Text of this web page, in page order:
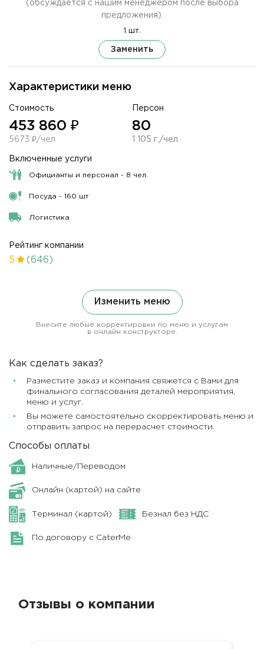
Характеристики меню
Стоимость
453 860 ₽
5673 ₽/чел
Персон
80
1 105 г./чел.
Включенные услуги
Официанты и персонал - 8 чел.
Посуда - 160 шт
Логистика
Рейтинг компании
5 (646)
Изменить меню
Внесите любые корректировки по меню и услугам
в онлайн конструкторе.
(обсуждается с нашим менеджером после выбора
предложения).
1 шт.
Заменить
Как сделать заказ?
Разместите заказ и компания свяжется с Вами для
финального согласования деталей мероприятия,
меню и услуг.
Вы можете самостоятельно скорректировать меню и
отправить запрос на перерасчет стоимости.
Способы оплаты
Наличные/Переводом
Онлайн (картой) на сайте
Терминал (картой) Безнал без НДС
По договору с CaterMe
Отзывы о компании